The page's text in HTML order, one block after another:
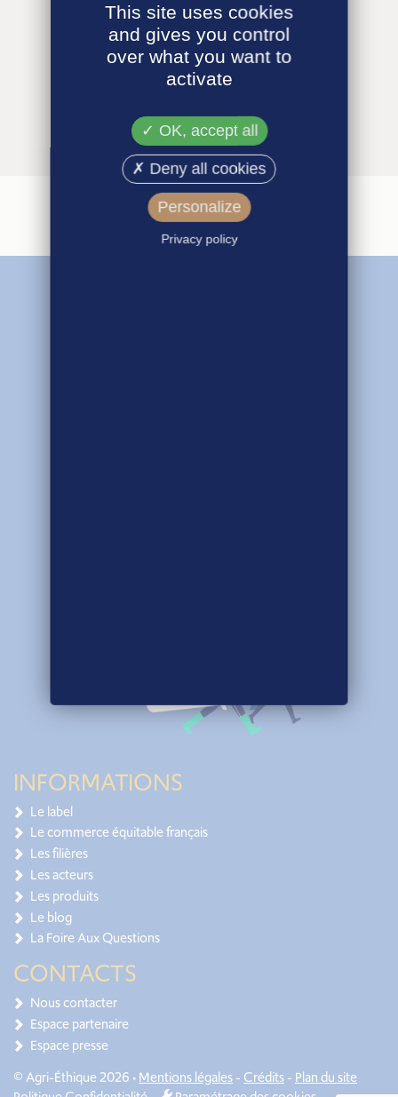
INFORMATIONS
Le label
Le commerce équitable français
Les filières
Les acteurs
Les produits
Le blog
La Foire Aux Questions
CONTACTS
Nous contacter
Espace partenaire
Espace presse
© Agri-Éthique 2026 •Mentions légales- Crédits- Plan du site
This site uses cookies
and gives you control
over what you want to
activate
OK, accept all
Deny all cookies
Personalize
Privacy policy